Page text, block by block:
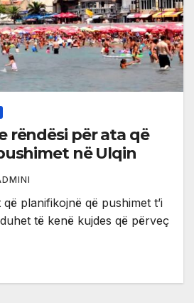
rëndësi për ata që
në Ulqin
planifikojnë që pushimet t’i
të kenë kujdes që përveç